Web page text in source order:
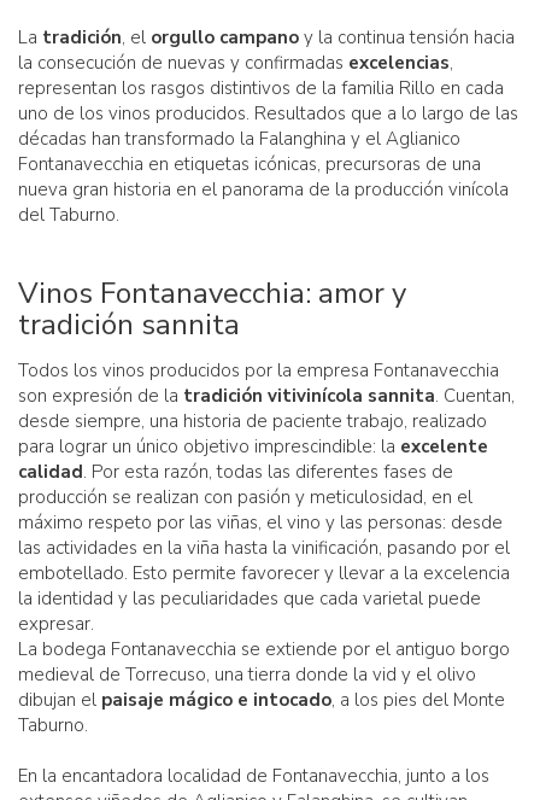
La tradición, el orgullo campano y la continua tensión hacia
la consecución de nuevas y confirmadas excelencias,
representan los rasgos distintivos de la familia Rillo en cada
uno de los vinos producidos. Resultados que a lo largo de las
décadas han transformado la Falanghina y el Aglianico
Fontanavecchia en etiquetas icónicas, precursoras de una
nueva gran historia en el panorama de la producción vinícola
del Taburno.
Vinos Fontanavecchia: amor y
tradición sannita
Todos los vinos producidos por la empresa Fontanavecchia
son expresión de la tradición vitivinícola sannita. Cuentan,
desde siempre, una historia de paciente trabajo, realizado
para lograr un único objetivo imprescindible: la excelente
calidad. Por esta razón, todas las diferentes fases de
producción se realizan con pasión y meticulosidad, en el
máximo respeto por las viñas, el vino y las personas: desde
las actividades en la viña hasta la vinificación, pasando por el
embotellado. Esto permite favorecer y llevar a la excelencia
la identidad y las peculiaridades que cada varietal puede
expresar.
La bodega Fontanavecchia se extiende por el antiguo borgo
medieval de Torrecuso, una tierra donde la vid y el olivo
dibujan el paisaje mágico e intocado, a los pies del Monte
Taburno.
En la encantadora localidad de Fontanavecchia, junto a los